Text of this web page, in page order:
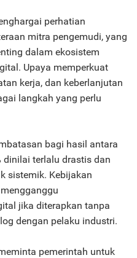
perhatian
mitra pengemudi, yang
dalam ekosistem
Upaya memperkuat
kerja, dan keberlanjutan
langkah yang perlu
bagi hasil antara
terlalu drastis dan
sistemik. Kebijakan
jika diterapkan tanpa
dengan pelaku industri.
pemerintah untuk